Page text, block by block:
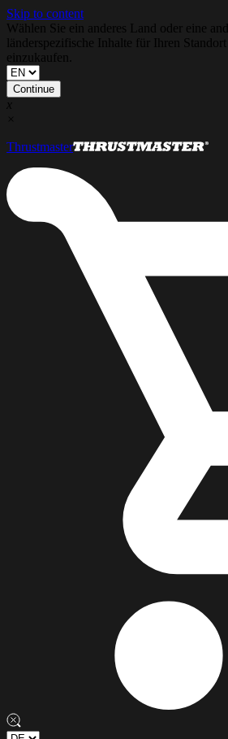
Skip to content
Wählen Sie ein anderes Land oder eine
länderspezifische Inhalte für Ihren
einzukaufen.
Continue
x
×
Thrustmaster